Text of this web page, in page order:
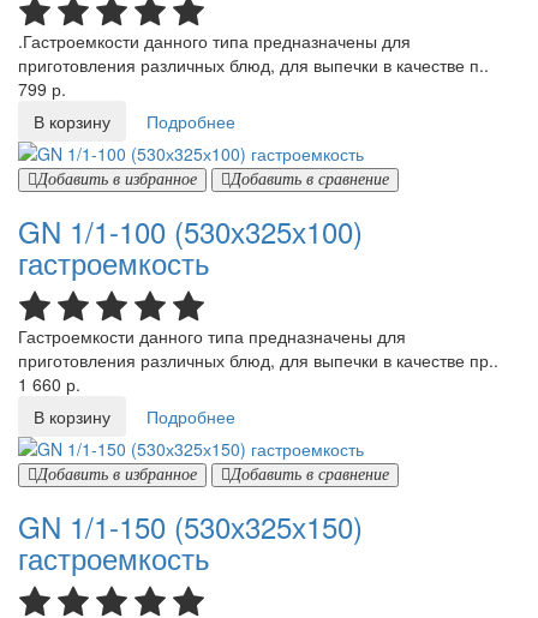
.Гастроемкости данного типа предназначены для
приготовления различных блюд, для выпечки в качестве п..
799 р.
В корзину
Подробнее
Добавить в избранное Добавить в сравнение
GN 1/1-100 (530х325х100)
гастроемкость
Гастроемкости данного типа предназначены для
приготовления различных блюд, для выпечки в качестве пр..
1 660 р.
В корзину
Подробнее
Добавить в избранное Добавить в сравнение
GN 1/1-150 (530х325х150)
гастроемкость